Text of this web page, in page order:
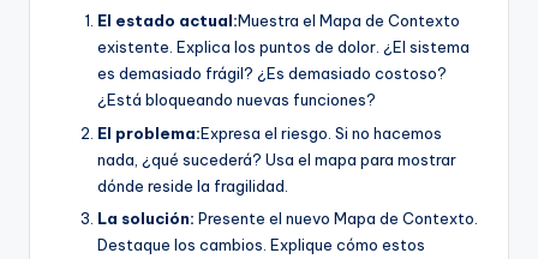
El estado actual:Muestra el Mapa de Contexto
existente. Explica los puntos de dolor. ¿El sistema
es demasiado frágil? ¿Es demasiado costoso?
¿Está bloqueando nuevas funciones?
El problema:Expresa el riesgo. Si no hacemos
nada, ¿qué sucederá? Usa el mapa para mostrar
dónde reside la fragilidad.
La solución: Presente el nuevo Mapa de Contexto.
Destaque los cambios. Explique cómo estos